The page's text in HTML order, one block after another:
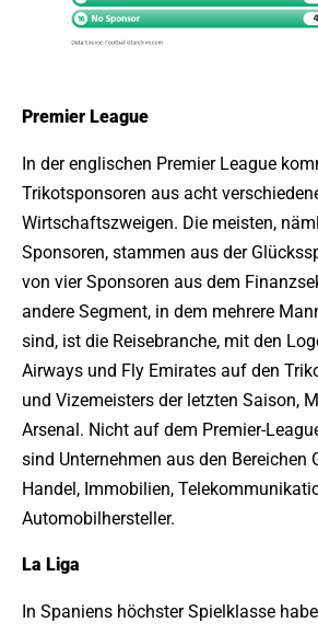
Premier League
In der englischen Premier League
Trikotsponsoren aus acht
Wirtschaftszweigen. Die meisten,
Sponsoren, stammen aus der
von vier Sponsoren aus dem
andere Segment, in dem mehrere
sind, ist die Reisebranche, mit den
Airways und Fly Emirates auf den
und Vizemeisters der letzten Saison,
Arsenal. Nicht auf dem Premier-
sind Unternehmen aus den Bereichen
Handel, Immobilien,
Automobilhersteller.
La Liga
In Spaniens höchster Spielklasse